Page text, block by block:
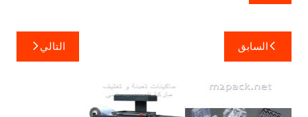
تصفّح
المقالات
السابق التالي